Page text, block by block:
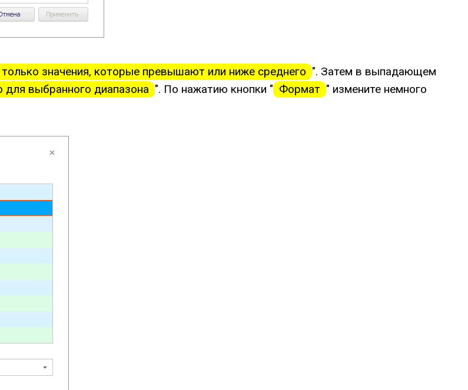
значения, которые превышают или ниже среднего ". Затем в выпадающем
выбранного диапазона ". По нажатию кнопки " Формат " измените немного